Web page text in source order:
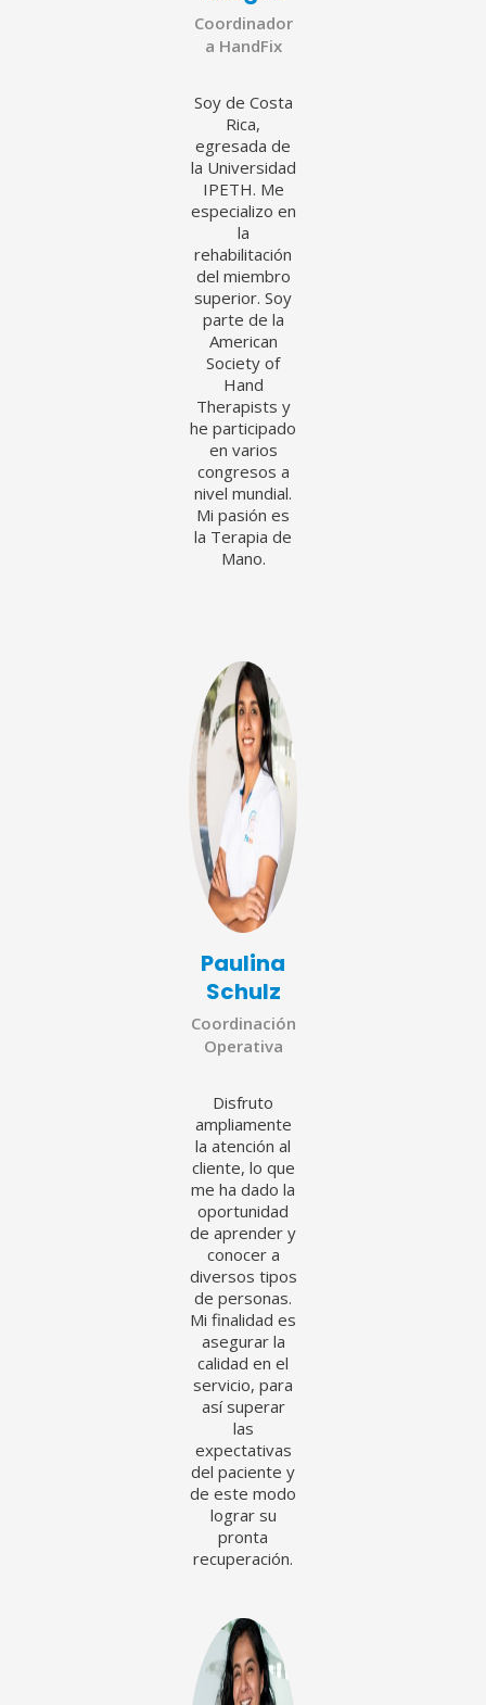
Coordinador
a HandFix
Soy de Costa
Rica,
egresada de
la Universidad
IPETH. Me
especializo en
la
rehabilitación
del miembro
superior. Soy
parte de la
American
Society of
Hand
Therapists y
he participado
en varios
congresos a
nivel mundial.
Mi pasión es
la Terapia de
Mano.
Paulina
Schulz
Coordinación
Operativa
Disfruto
ampliamente
la atención al
cliente, lo que
me ha dado la
oportunidad
de aprender y
conocer a
diversos tipos
de personas.
Mi finalidad es
asegurar la
calidad en el
servicio, para
así superar
las
expectativas
del paciente y
de este modo
lograr su
pronta
recuperación.